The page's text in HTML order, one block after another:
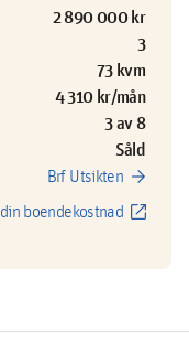
2 890 000 kr
3
73 kvm
4 310 kr/mån
3 av 8
Såld
Brf Utsikten arrow_forward
boendekostnad open_in_new